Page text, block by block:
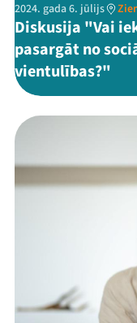
2024. gada 6. jūlijs
Diskusija "Vai
pasargāt no
vientulības?"